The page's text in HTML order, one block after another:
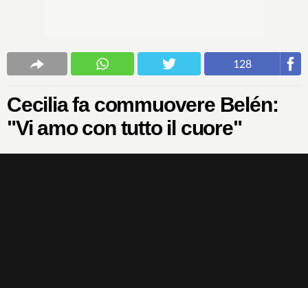
128
Cecilia fa commuovere Belén:
"Vi amo con tutto il cuore"